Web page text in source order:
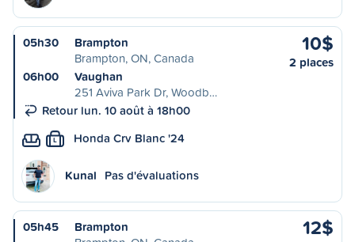
05h30
Brampton
Brampton, ON, Canada
06h00
Vaughan
251 Aviva Park Dr, Woodb…
Retour lun. 10 août à 18h00
10$
2 places
L Honda Crv Blanc '24
Kunal Pas d'évaluations
05h45
Brampton
12$